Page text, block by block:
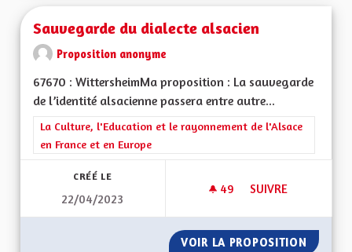
Sauvegarde du dialecte alsacien
Proposition anonyme
67670 : WittersheimMa proposition : La sauvegarde
de l’identité alsacienne passera entre autre...
Filtrer les résultats de la catégorie : La Culture, l'Education et
La Culture, l'Education et le rayonnement de l'Alsace
en France et en Europe
CRÉÉ LE
22/04/2023
49 49 ABONNÉS
SUIVRE
VOIR LA PROPOSITION